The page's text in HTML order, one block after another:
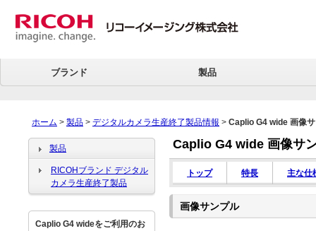
ブランド 製品
ホーム > 製品 > デジタルカメラ生産終了製品情報 > Caplio G4 wide 画像
Caplio G4 wide 画像サ
トップ 特長 主な仕
画像サンプル
製品
RICOHブランド デジタル
カメラ生産終了製品
Caplio G4 wideをご利用のお